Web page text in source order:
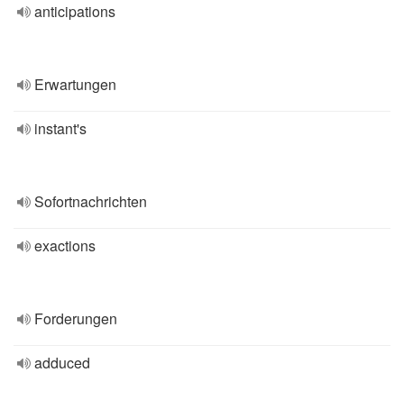
anticipations
Erwartungen
instant's
Sofortnachrichten
exactions
Forderungen
adduced